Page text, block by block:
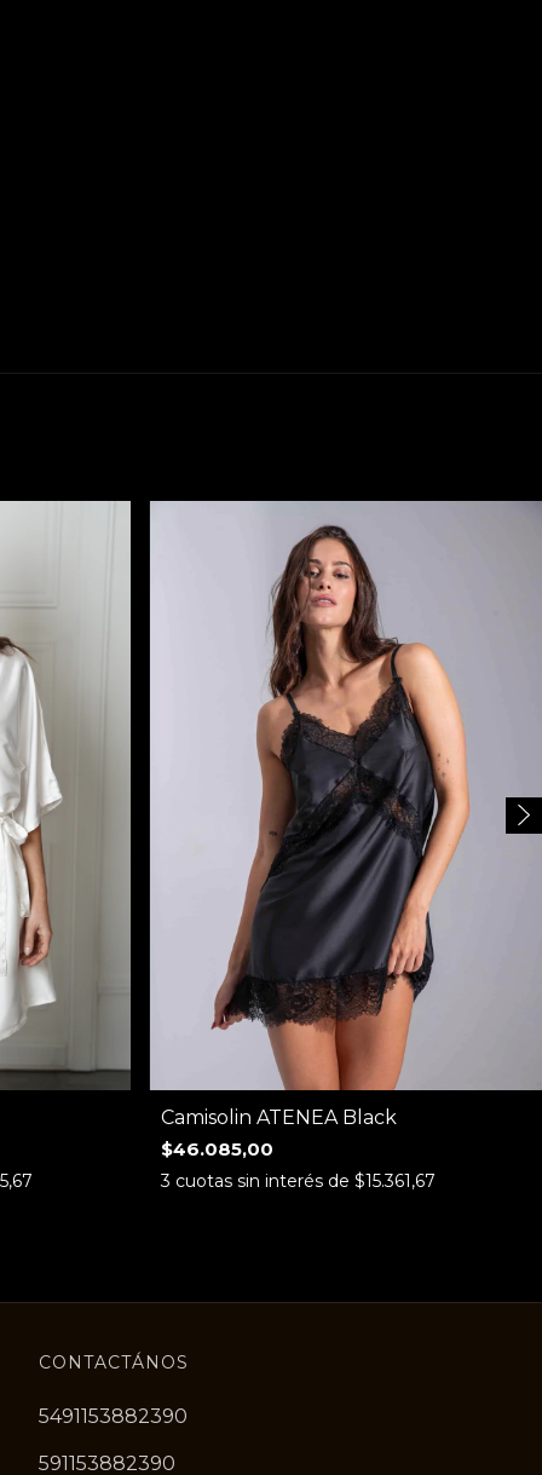
Camisolin ATENEA Black
$46.085,00
3 cuotas sin interés de$15.361,67
CONTACTÁNOS
5491153882390
591153882390